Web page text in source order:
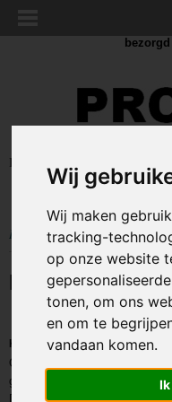
Wij
Wij maken
tracking-
op onze website
tonen, om ons
en om te
vandaan komen.
Inloggen
Home >COMPONENTEN>
KABELCLIPS -
Kabelklemmen met spijker
Onze kabelclips welke ookwel
gebruikt om kabels netjes weg
Dit gebeurd vaak langs een